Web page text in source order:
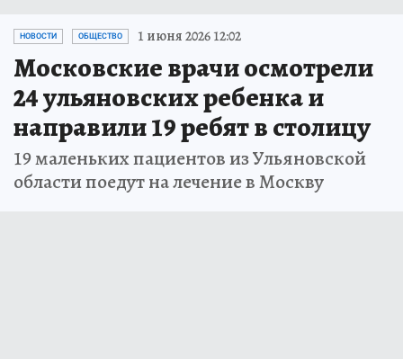
НОВОСТИ ОБЩЕСТВО 1 июня 2026 12:02
Московские врачи осмотрели
24 ульяновских ребенка и
направили 19 ребят в столицу
19 маленьких пациентов из Ульяновской
области поедут на лечение в Москву